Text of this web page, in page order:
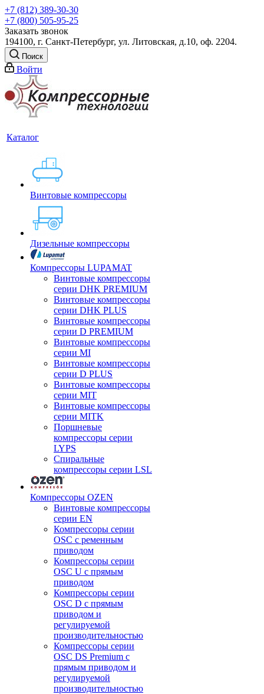
+7 (812) 389-30-30
+7 (800) 505-95-25
Заказать звонок
194100, г. Санкт-Петербург, ул. Литовская, д.10, оф. 2204.
Поиск
Войти
Каталог
Винтовые компрессоры
Дизельные компрессоры
Компрессоры LUPAMAT
Винтовые компрессоры
серии DHK PREMIUM
Винтовые компрессоры
серии DHK PLUS
Винтовые компрессоры
серии D PREMIUM
Винтовые компрессоры
серии MI
Винтовые компрессоры
серии D PLUS
Винтовые компрессоры
серии MIT
Винтовые компрессоры
серии MITK
Поршневые
компрессоры серии
LYPS
Спиральные
компрессоры серии LSL
Компрессоры OZEN
Винтовые компрессоры
серии EN
Компрессоры серии
OSC с ременным
приводом
Компрессоры серии
OSC U с прямым
приводом
Компрессоры серии
OSC D с прямым
приводом и
регулируемой
производительностью
Компрессоры серии
OSC DS Premium с
прямым приводом и
регулируемой
производительностью